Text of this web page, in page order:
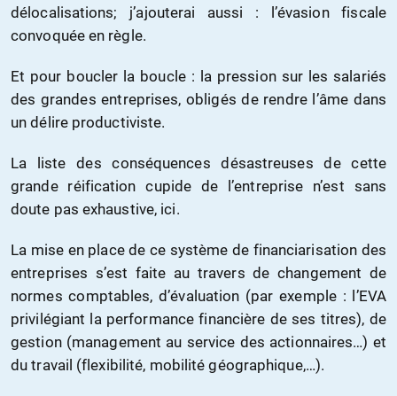
délocalisations; j’ajouterai aussi : l’évasion fiscale
convoquée en règle.
Et pour boucler la boucle : la pression sur les salariés
des grandes entreprises, obligés de rendre l’âme dans
un délire productiviste.
La liste des conséquences désastreuses de cette
grande réification cupide de l’entreprise n’est sans
doute pas exhaustive, ici.
La mise en place de ce système de financiarisation des
entreprises s’est faite au travers de changement de
normes comptables, d’évaluation (par exemple : l’EVA
privilégiant la performance financière de ses titres), de
gestion (management au service des actionnaires…) et
du travail (flexibilité, mobilité géographique,…).